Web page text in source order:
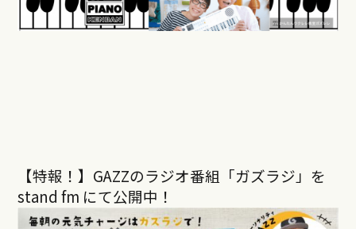
【特報！】GAZZのラジオ番組「ガズラジ」を
stand fm にて公開中！